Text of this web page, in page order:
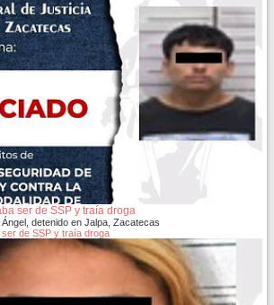
ser de SSP y traía droga
detenido en Jalpa, Zacatecas
de SSP y traía droga